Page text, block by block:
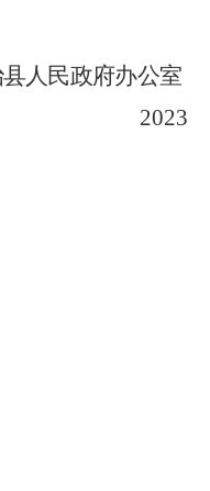
人民政府办公室
2023